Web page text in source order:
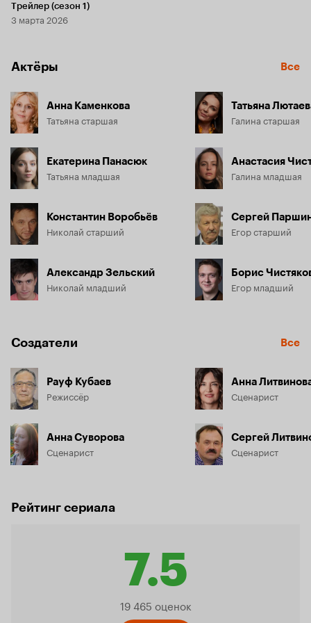
Трейлер (сезон 1)
3 марта 2026
Актёры Все
Анна Каменкова
Татьяна старшая
Екатерина Панасюк
Татьяна младшая
Константин Воробьёв
Николай старший
Александр Зельский
Николай младший
Татьяна
Галина старшая
Анастасия
Галина младшая
Сергей
Егор старший
Борис
Егор младший
Создатели Все
Рауф Кубаев
Режиссёр
Анна Суворова
Сценарист
Анна
Сценарист
Сергей
Сценарист
Рейтинг сериала
7.5
Рейтинг
19 465 оценок